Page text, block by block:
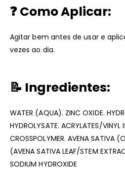
❓Como Aplicar:
Agitar bem antes de usar e
vezes ao dia.
📝 Ingredientes:
WATER (AQUA). ZINC OXIDE.
HYDROLYSATE. ACRYLATES/VINYL
CROSSPOLYMER. AVENA SATIVA
(AVENA SATIVA LEAF/STEM
SODIUM HYDROXIDE